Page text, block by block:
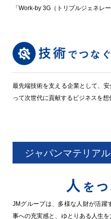
「Work-by 3G（トリプルジェネレー
最先端技術を支える企業として、
って次世代に貢献するビジネスを想
ジャパンマテリアル
JMグループは、多様な人財が活躍
事への充実感と、ゆとりある人生